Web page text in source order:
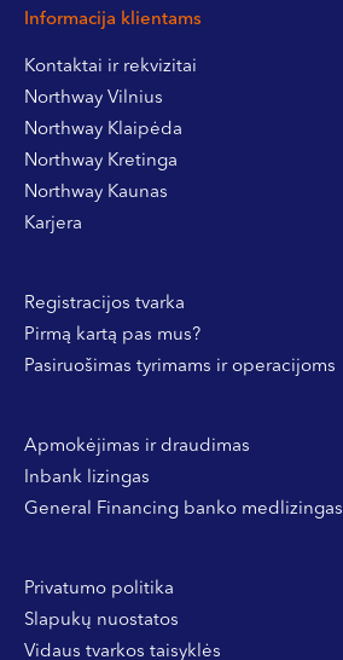
Informacija klientams
Kontaktai ir rekvizitai
Northway Vilnius
Northway Klaipėda
Northway Kretinga
Northway Kaunas
Karjera
Registracijos tvarka
Pirmą kartą pas mus?
Pasiruošimas tyrimams ir operacijoms
Apmokėjimas ir draudimas
Inbank lizingas
General Financing banko medlizingas
Privatumo politika
Slapukų nuostatos
Vidaus tvarkos taisyklės